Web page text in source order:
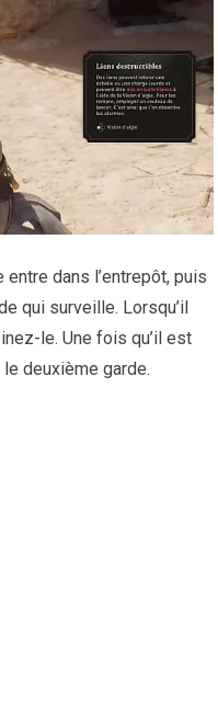
dans l’entrepôt, puis
qui surveille. Lorsqu’il
le. Une fois qu’il est
deuxième garde.